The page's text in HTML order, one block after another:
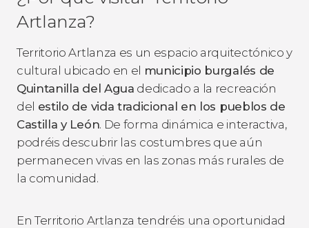
Artlanza?
Territorio Artlanza es un espacio arquitectónico y
cultural ubicado en el municipio burgalés de
Quintanilla del Agua dedicado a la recreación
del estilo de vida tradicional en los pueblos de
Castilla y León. De forma dinámica e interactiva,
podréis descubrir las costumbres que aún
permanecen vivas en las zonas más rurales de
la comunidad.
En Territorio Artlanza tendréis una oportunidad